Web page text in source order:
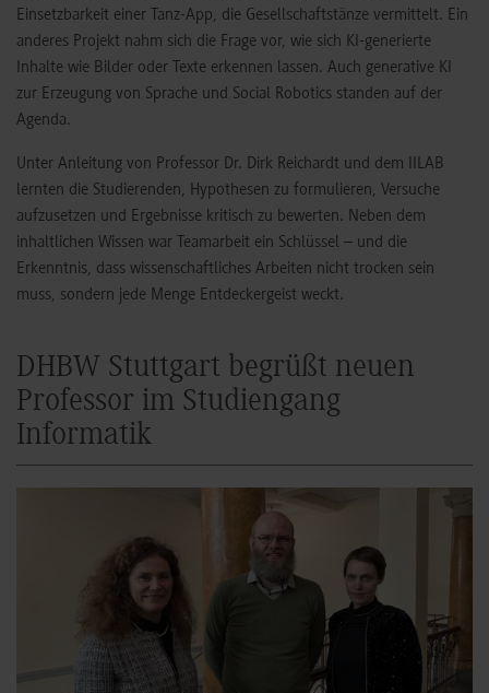
Einsetzbarkeit einer Tanz-App, die Gesellschaftstänze vermittelt. Ein
anderes Projekt nahm sich die Frage vor, wie sich KI-generierte
Inhalte wie Bilder oder Texte erkennen lassen. Auch generative KI
zur Erzeugung von Sprache und Social Robotics standen auf der
Agenda.
Unter Anleitung von Professor Dr. Dirk Reichardt und dem IILAB
lernten die Studierenden, Hypothesen zu formulieren, Versuche
aufzusetzen und Ergebnisse kritisch zu bewerten. Neben dem
inhaltlichen Wissen war Teamarbeit ein Schlüssel – und die
Erkenntnis, dass wissenschaftliches Arbeiten nicht trocken sein
muss, sondern jede Menge Entdeckergeist weckt.
DHBW Stuttgart begrüßt neuen
Professor im Studiengang
Informatik